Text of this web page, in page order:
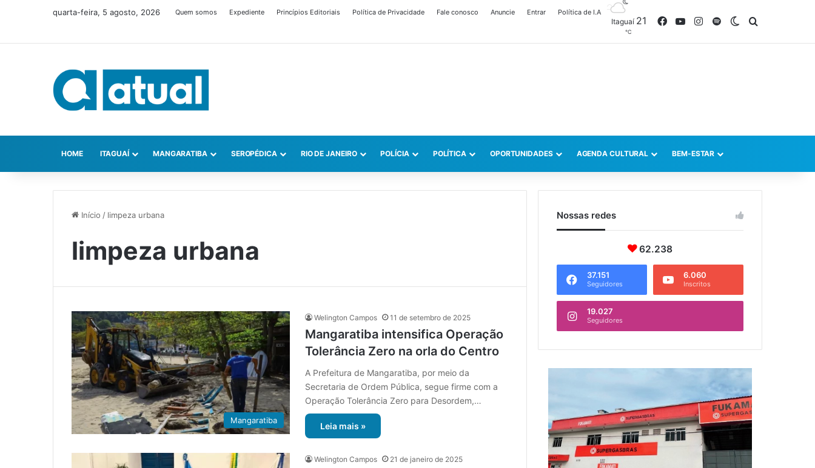
quarta-feira, 5 agosto, 2026 Quem somos Expediente Princípios Editoriais Política de Privacidade Fale conosco Anuncie Entrar Política de I.A
Itaguaí 21
℃
FacebookYouTubeInstagram
SpotifySwitch skin
HOME ITAGUAÍ MANGARATIBA SEROPÉDICA RIO DE JANEIRO POLÍCIA POLÍTICA OPORTUNIDADES AGENDA CULTURAL BEM-ESTAR
Início / limpeza urbana
limpeza urbana
Mangaratiba
Welington Campos 11 de setembro de 2025
Mangaratiba intensifica Operação
Tolerância Zero na orla do Centro
A Prefeitura de Mangaratiba, por meio da
Secretaria de Ordem Pública, segue firme com a
Operação Tolerância Zero para Desordem,…
Leia mais »
Welington Campos 21 de janeiro de 2025
Nossas redes
62.238
37.151
Seguidores
6.060
Inscritos
19.027
Seguidores